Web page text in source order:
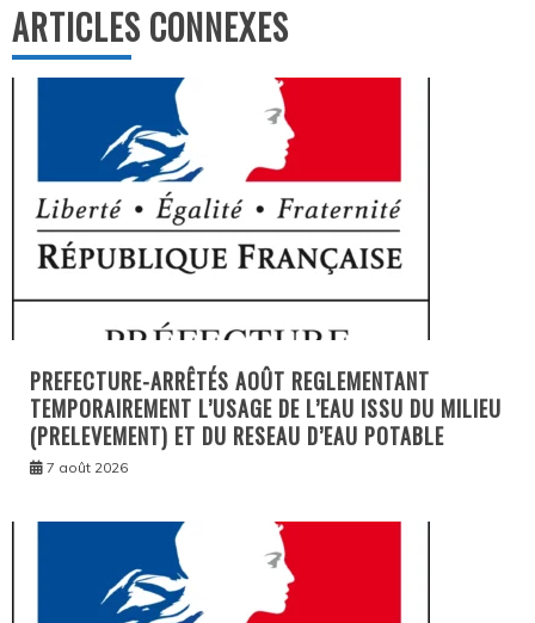
ARTICLES CONNEXES
PREFECTURE-ARRÊTÉS AOÛT REGLEMENTANT
TEMPORAIREMENT L’USAGE DE L’EAU ISSU DU MILIEU
(PRELEVEMENT) ET DU RESEAU D’EAU POTABLE
7 août 2026